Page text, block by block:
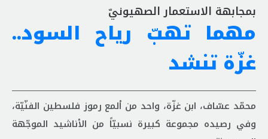
بمجابهة الاستعمار الصهيونيّ
مهما تهبّ رياح السود..
غزّة تنشد
محمّد عسّاف، ابن غزّة، واحد من ألمع رموز فلسطين الفنّيّة،
وفي رصيده مجموعة كبيرة نسبيّاً من الأناشيد الموجّهة